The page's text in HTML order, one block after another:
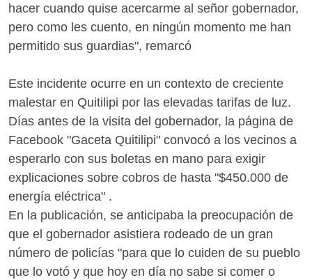
hacer cuando quise acercarme al señor gobernador,
pero como les cuento, en ningún momento me han
permitido sus guardias", remarcó
Este incidente ocurre en un contexto de creciente
malestar en Quitilipi por las elevadas tarifas de luz.
Días antes de la visita del gobernador, la página de
Facebook "Gaceta Quitilipi" convocó a los vecinos a
esperarlo con sus boletas en mano para exigir
explicaciones sobre cobros de hasta "$450.000 de
energía eléctrica" .
En la publicación, se anticipaba la preocupación de
que el gobernador asistiera rodeado de un gran
número de policías "para que lo cuiden de su pueblo
que lo votó y que hoy en día no sabe si comer o